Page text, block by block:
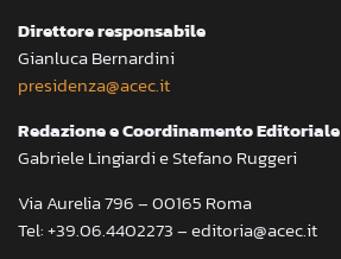
Direttore responsabile
Gianluca Bernardini
presidenza@acec.it
Redazione e Coordinamento Editoriale
Gabriele Lingiardi e Stefano Ruggeri
Via Aurelia 796 – 00165 Roma
Tel: +39.06.4402273 – editoria@acec.it